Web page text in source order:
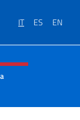
IT ES EN
menù